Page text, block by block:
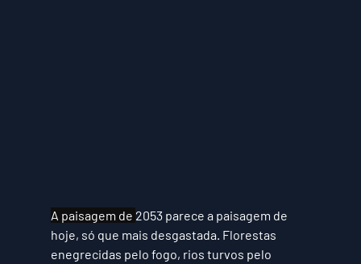
A paisagem de 2053 parece a paisagem de
hoje, só que mais desgastada. Florestas
enegrecidas pelo fogo, rios turvos pelo